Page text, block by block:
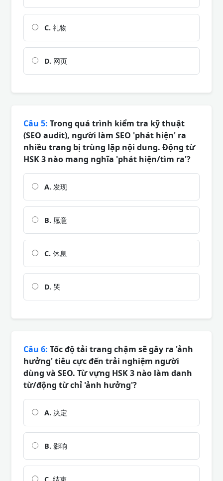
C. 礼物
D. 网页
Câu 5: Trong quá trình kiểm tra kỹ thuật
(SEO audit), người làm SEO 'phát hiện' ra
nhiều trang bị trùng lặp nội dung. Động từ
HSK 3 nào mang nghĩa 'phát hiện/tìm ra'?
A. 发现
B. 愿意
C. 休息
D. 哭
Câu 6: Tốc độ tải trang chậm sẽ gây ra 'ảnh
hưởng' tiêu cực đến trải nghiệm người
dùng và SEO. Từ vựng HSK 3 nào làm danh
từ/động từ chỉ 'ảnh hưởng'?
A. 决定
B. 影响
C. 结束